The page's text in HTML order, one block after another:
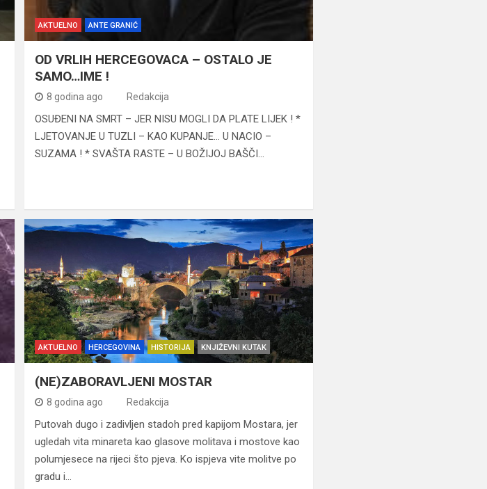
AKTUELNO ANTE GRANIĆ
OD VRLIH HERCEGOVACA – OSTALO JE
SAMO…IME !
8 godina ago Redakcija
OSUĐENI NA SMRT – JER NISU MOGLI DA PLATE LIJEK ! *
LJETOVANJE U TUZLI – KAO KUPANJE… U NACIO –
SUZAMA ! * SVAŠTA RASTE – U BOŽIJOJ BAŠČI…
AKTUELNO HERCEGOVINA HISTORIJA KNJIŽEVNI KUTAK
(NE)ZABORAVLJENI MOSTAR
8 godina ago Redakcija
Putovah dugo i zadivljen stadoh pred kapijom Mostara, jer
ugledah vita minareta kao glasove molitava i mostove kao
polumjesece na rijeci što pjeva. Ko ispjeva vite molitve po
gradu i…